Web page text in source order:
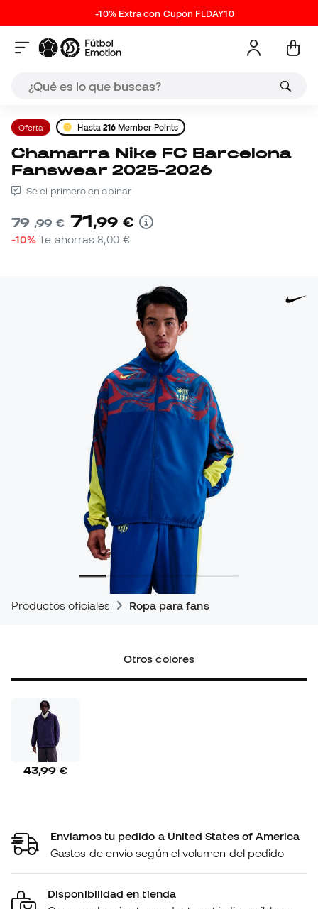
-10% Extra con Cupón FLDAY10
Oferta Hasta 216 Member Points
Chamarra Nike FC Barcelona
Fanswear 2025-2026
Sé el primero en opinar
79,99 € 71,99 €
-10% Te ahorras8,00 €
Productos oficiales Ropa para fans
Otros colores
43,99 €
Enviamos tu pedido a United States of America
Gastos de envío según el volumen del pedido
Disponibilidad en tienda